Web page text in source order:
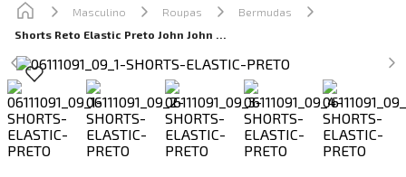
Masculino Roupas
Bermudas
Shorts Reto Elastic Preto John John Masculino